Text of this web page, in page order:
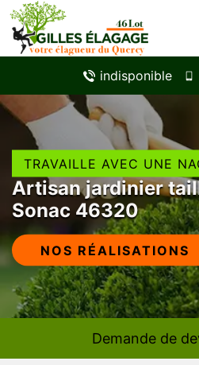
indisponible
TRAVAILLE AVEC UNE
Artisan jardinier
Sonac 46320
NOS RÉALISATIONS
Demande de